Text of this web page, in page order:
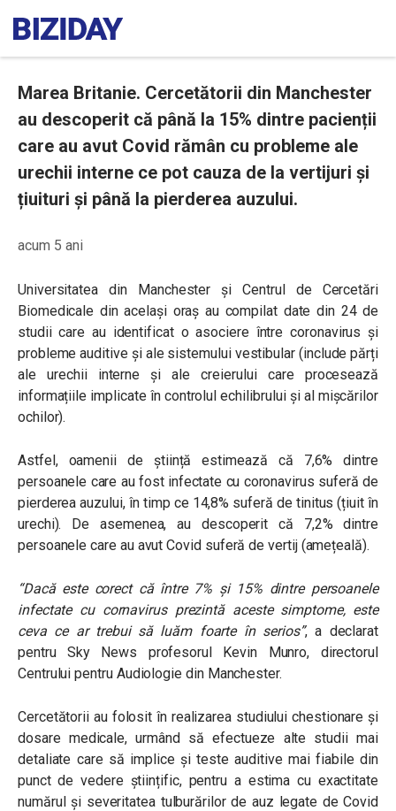
Marea Britanie. Cercetătorii din Manchester
au descoperit că până la 15% dintre pacienții
care au avut Covid rămân cu probleme ale
urechii interne ce pot cauza de la vertijuri și
țiuituri și până la pierderea auzului.
acum 5 ani
Universitatea din Manchester și Centrul de Cercetări
Biomedicale din același oraș au compilat date din 24 de
studii care au identificat o asociere între coronavirus și
probleme auditive și ale sistemului vestibular (include părți
ale urechii interne și ale creierului care procesează
informațiile implicate în controlul echilibrului și al mișcărilor
ochilor).
Astfel, oamenii de știință estimează că 7,6% dintre
persoanele care au fost infectate cu coronavirus suferă de
pierderea auzului, în timp ce 14,8% suferă de tinitus (țiuit în
urechi). De asemenea, au descoperit că 7,2% dintre
persoanele care au avut Covid suferă de vertij (amețeală).
“Dacă este corect că între 7% și 15% dintre persoanele
infectate cu cornavirus prezintă aceste simptome, este
ceva ce ar trebui să luăm foarte în serios”, a declarat
pentru Sky News profesorul Kevin Munro, directorul
Centrului pentru Audiologie din Manchester.
Cercetătorii au folosit în realizarea studiului chestionare și
dosare medicale, urmând să efectueze alte studii mai
detaliate care să implice și teste auditive mai fiabile din
punct de vedere științific, pentru a estima cu exactitate
numărul și severitatea tulburărilor de auz legate de Covid